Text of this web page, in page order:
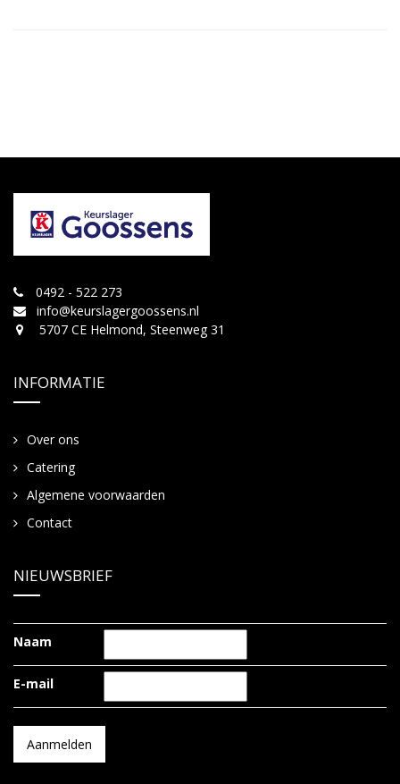
0492 - 522 273
info@keurslagergoossens.nl
5707 CE Helmond, Steenweg 31
INFORMATIE
Over ons
Catering
Algemene voorwaarden
Contact
NIEUWSBRIEF
Naam
E-mail